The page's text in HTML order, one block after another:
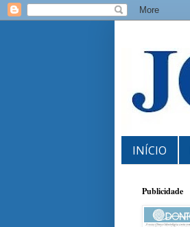
INÍCIO
Publicidade